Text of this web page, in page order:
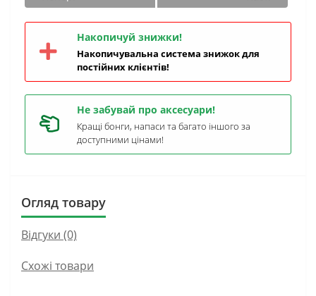
Накопичуй знижки!
Накопичувальна система знижок для
постійних клієнтів!
Не забувай про аксесуари!
Кращі бонги, напаси та багато іншого за
доступними цінами!
Огляд товару
Відгуки (0)
Схожі товари